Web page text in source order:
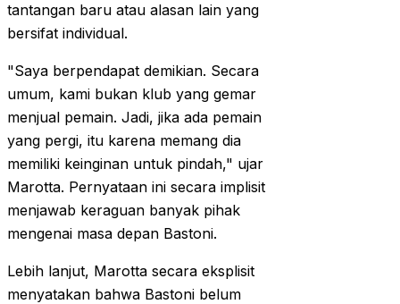
tantangan baru atau alasan lain yang
bersifat individual.
"Saya berpendapat demikian. Secara
umum, kami bukan klub yang gemar
menjual pemain. Jadi, jika ada pemain
yang pergi, itu karena memang dia
memiliki keinginan untuk pindah," ujar
Marotta. Pernyataan ini secara implisit
menjawab keraguan banyak pihak
mengenai masa depan Bastoni.
Lebih lanjut, Marotta secara eksplisit
menyatakan bahwa Bastoni belum